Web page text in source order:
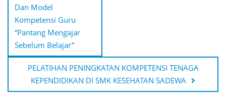
Dan Model
Kompetensi Guru
“Pantang Mengajar
Sebelum Belajar”
PELATIHAN PENINGKATAN KOMPETENSI TENAGA
KEPENDIDIKAN DI SMK KESEHATAN SADEWA